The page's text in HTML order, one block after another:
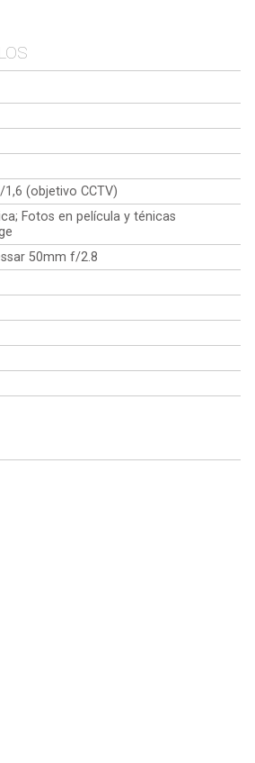
(objetivo CCTV)
Fotos en película y ténicas
50mm f/2.8